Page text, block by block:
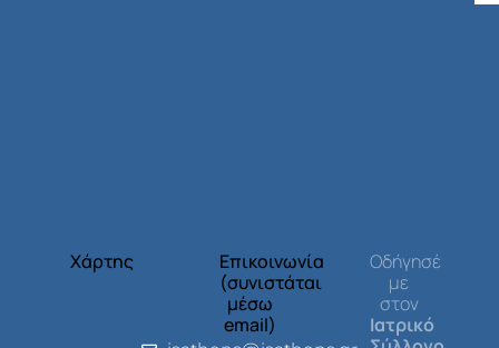
Χάρτης
Επικοινωνία
(συνιστάται
μέσω
email)
Οδήγησέ
με
στον
Ιατρικό